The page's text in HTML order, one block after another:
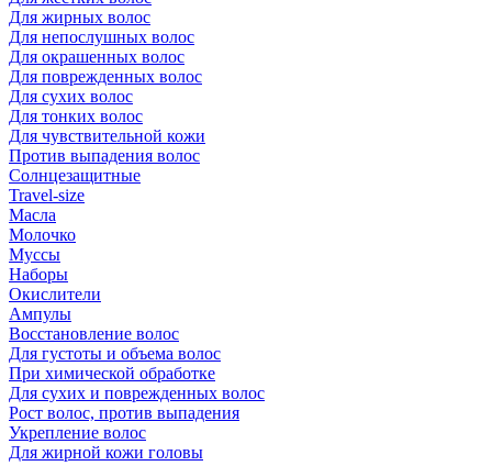
Для жирных волос
Для непослушных волос
Для окрашенных волос
Для поврежденных волос
Для сухих волос
Для тонких волос
Для чувствительной кожи
Против выпадения волос
Солнцезащитные
Travel-size
Масла
Молочко
Муссы
Наборы
Окислители
Ампулы
Восстановление волос
Для густоты и объема волос
При химической обработке
Для сухих и поврежденных волос
Рост волос, против выпадения
Укрепление волос
Для жирной кожи головы